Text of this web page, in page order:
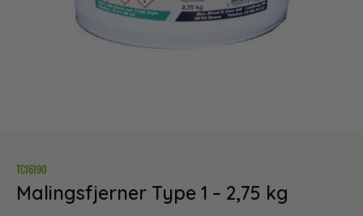
TC16190
Malingsfjerner Type 1 – 2,75 kg